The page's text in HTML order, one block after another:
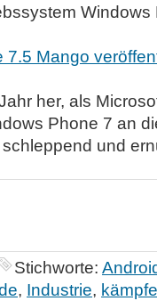
Mango
her, als
Phone 7 an
und
Stichworte:
, Industrie,